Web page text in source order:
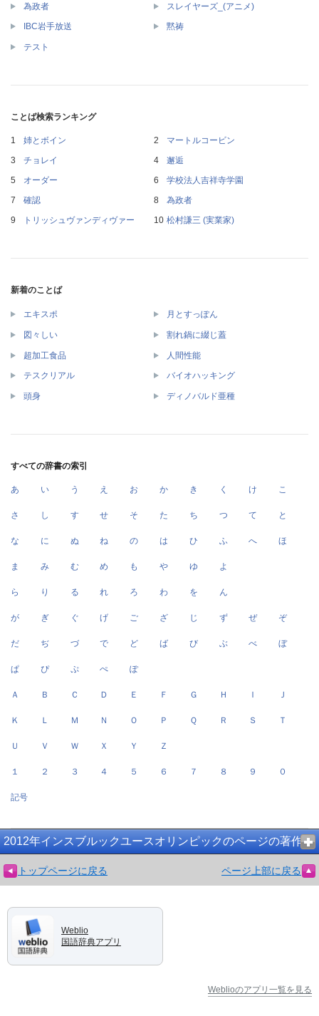
為政者 スレイヤーズ_(アニメ)
IBC岩手放送 黙祷
テスト
ことば検索ランキング
姉とボイン
マートルコービン
チョレイ
邂逅
オーダー
学校法人吉祥寺学園
確認
為政者
トリッシュヴァンディヴァー
松村謙三 (実業家)
新着のことば
エキスポ 月とすっぽん
図々しい 割れ鍋に綴じ蓋
超加工食品 人間性能
テスクリアル バイオハッキング
頭身 ディノバルド亜種
すべての辞書の索引
あ い う え お か き く け こ
さ し す せ そ た ち つ て と
な に ぬ ね の は ひ ふ へ ほ
ま み む め も や ゆ よ
ら り る れ ろ わ を ん
が ぎ ぐ げ ご ざ じ ず ぜ ぞ
だ ぢ づ で ど ば び ぶ べ ぼ
ぱ ぴ ぷ ぺ ぽ
Ａ Ｂ Ｃ Ｄ Ｅ Ｆ Ｇ Ｈ Ｉ Ｊ
Ｋ Ｌ Ｍ Ｎ Ｏ Ｐ Ｑ Ｒ Ｓ Ｔ
Ｕ Ｖ Ｗ Ｘ Ｙ Ｚ
１ ２ ３ ４ ５ ６ ７ ８ ９ ０
記号
2012年インスブルックユースオリンピックのページの著作権
トップページに戻る ページ上部に戻る
Weblio
国語辞典アプリ
Weblioのアプリ一覧を見る